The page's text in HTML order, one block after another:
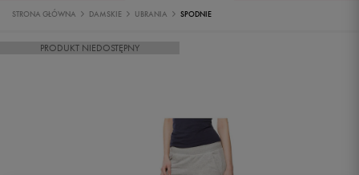
STRONA GŁÓWNA DAMSKIE UBRANIA SPODNIE
PRODUKT NIEDOSTĘPNY